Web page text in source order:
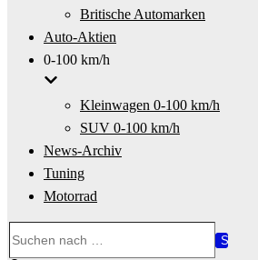
Britische Automarken
Auto-Aktien
0-100 km/h
Kleinwagen 0-100 km/h
SUV 0-100 km/h
News-Archiv
Tuning
Motorrad
nach …